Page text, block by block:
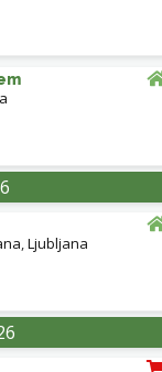
,Ljubljana